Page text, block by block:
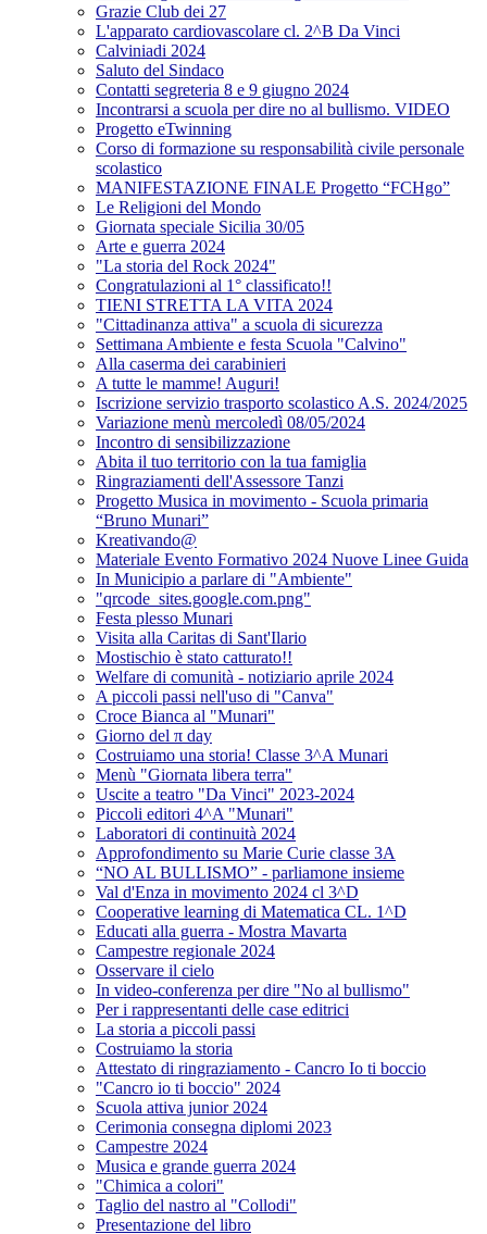
Grazie Club dei 27
L'apparato cardiovascolare cl. 2^B Da Vinci
Calviniadi 2024
Saluto del Sindaco
Contatti segreteria 8 e 9 giugno 2024
Incontrarsi a scuola per dire no al bullismo. VIDEO
Progetto eTwinning
Corso di formazione su responsabilità civile personale
scolastico
MANIFESTAZIONE FINALE Progetto “FCHgo”
Le Religioni del Mondo
Giornata speciale Sicilia 30/05
Arte e guerra 2024
"La storia del Rock 2024"
Congratulazioni al 1° classificato!!
TIENI STRETTA LA VITA 2024
"Cittadinanza attiva" a scuola di sicurezza
Settimana Ambiente e festa Scuola "Calvino"
Alla caserma dei carabinieri
A tutte le mamme! Auguri!
Iscrizione servizio trasporto scolastico A.S. 2024/2025
Variazione menù mercoledì 08/05/2024
Incontro di sensibilizzazione
Abita il tuo territorio con la tua famiglia
Ringraziamenti dell'Assessore Tanzi
Progetto Musica in movimento - Scuola primaria
“Bruno Munari”
Kreativando@
Materiale Evento Formativo 2024 Nuove Linee Guida
In Municipio a parlare di "Ambiente"
"qrcode_sites.google.com.png"
Festa plesso Munari
Visita alla Caritas di Sant'Ilario
Mostischio è stato catturato!!
Welfare di comunità - notiziario aprile 2024
A piccoli passi nell'uso di "Canva"
Croce Bianca al "Munari"
Giorno del π day
Costruiamo una storia! Classe 3^A Munari
Menù "Giornata libera terra"
Uscite a teatro "Da Vinci" 2023-2024
Piccoli editori 4^A "Munari"
Laboratori di continuità 2024
Approfondimento su Marie Curie classe 3A
“NO AL BULLISMO” - parliamone insieme
Val d'Enza in movimento 2024 cl 3^D
Cooperative learning di Matematica CL. 1^D
Educati alla guerra - Mostra Mavarta
Campestre regionale 2024
Osservare il cielo
In video-conferenza per dire "No al bullismo"
Per i rappresentanti delle case editrici
La storia a piccoli passi
Costruiamo la storia
Attestato di ringraziamento - Cancro Io ti boccio
"Cancro io ti boccio" 2024
Scuola attiva junior 2024
Cerimonia consegna diplomi 2023
Campestre 2024
Musica e grande guerra 2024
"Chimica a colori"
Taglio del nastro al "Collodi"
Presentazione del libro